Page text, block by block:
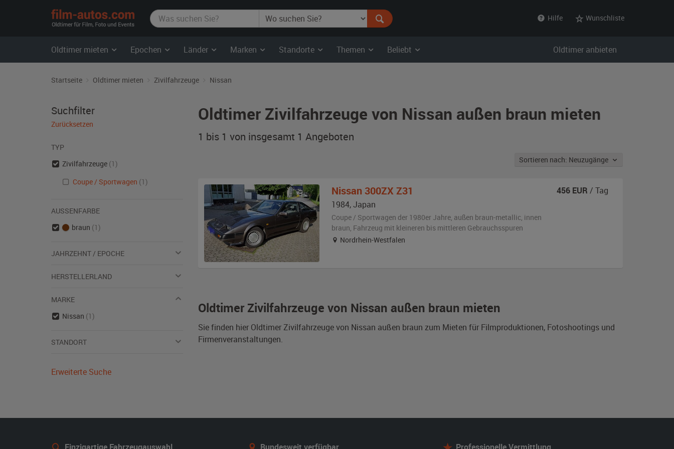
film-
autos.com
Hilfe Wunschliste
Oldtimer mieten Epochen Länder Marken Standorte Themen Beliebt Oldtimer anbieten
Startseite Oldtimer mieten Zivilfahrzeuge Nissan
Oldtimer Zivilfahrzeuge von Nissan außen braun mieten
1 bis 1 von insgesamt 1 Angeboten
Sortieren nach: Neuzugänge
Oldtimer Zivilfahrzeuge von Nissan außen braun mieten
Sie finden hier Oldtimer Zivilfahrzeuge von Nissan außen braun zum Mieten für Filmproduktionen, Fotoshootings und
Firmenveranstaltungen.
Nissan 300ZX Z31
1984,Japan
Coupe / Sportwagen der 1980er Jahre, außen braun-metallic, innen
braun, Fahrzeug mit kleineren bis mittleren Gebrauchsspuren
Nordrhein-Westfalen
456 EUR / Tag
Suchfilter
Zurücksetzen
TYP
Zivilfahrzeuge (1)
Coupe / Sportwagen (1)
AUSSENFARBE
braun (1)
JAHRZEHNT / EPOCHE
HERSTELLERLAND
MARKE
Nissan (1)
STANDORT
Erweiterte Suche